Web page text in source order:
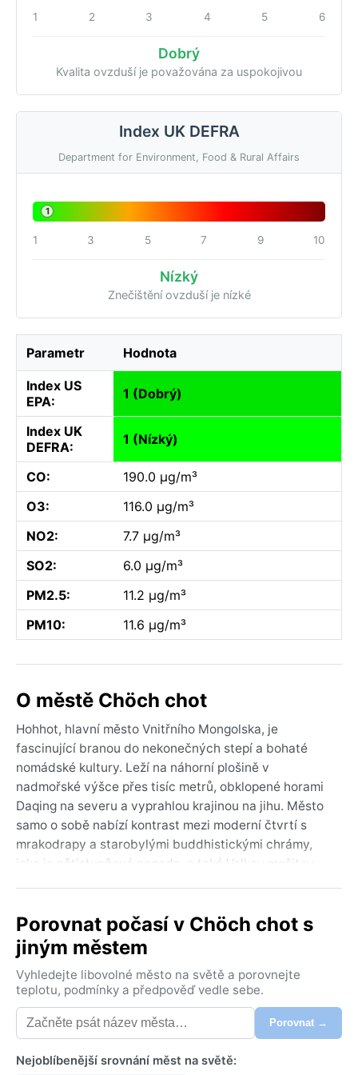
1 2 3 4 5 6
Dobrý
Kvalita ovzduší je považována za uspokojivou
Index UK DEFRA
Department for Environment, Food & Rural Affairs
1
1 3 5 7 9 10
Nízký
Znečištění ovzduší je nízké
Parametr Hodnota
Index US
EPA:
1 (Dobrý)
Index UK
DEFRA:
1 (Nízký)
CO:
190.0 µg/m³
O3:
116.0 µg/m³
NO2:
7.7 µg/m³
SO2:
6.0 µg/m³
PM2.5:
11.2 µg/m³
PM10:
11.6 µg/m³
O městě Chöch chot
Hohhot, hlavní město Vnitřního Mongolska, je
fascinující branou do nekonečných stepí a bohaté
nomádské kultury. Leží na náhorní plošině v
nadmořské výšce přes tisíc metrů, obklopené horami
Daqing na severu a vyprahlou krajinou na jihu. Město
samo o sobě nabízí kontrast mezi moderní čtvrtí s
mrakodrapy a starobylými buddhistickými chrámy,
jako je pětistupňová pagoda, a také Velkou mešitou.
vedle mandarínštiny i tradiční hrdelní zpěv.
Podle Köppenovy klasifikace má Hohhot chladné
semiaridní klima (BSk). Zimy jsou dlouhé, suché a
mrazivé, s teplotami často klesajícími pod -15 °C a
minimem sněhu. Léta jsou horká a relativně vlhčí, s
průměry kolem 22 °C, přičemž nejteplejší červenec
přináší občasné bouřky. Roční úhrn srážek je nízký,
většina spadne v červenci a srpnu. Vzduch je velmi
Porovnat počasí v Chöch chot s
jiným městem
Vyhledejte libovolné město na světě a porovnejte
teplotu, podmínky a předpověď vedle sebe.
Porovnat →
Nejoblíbenější srovnání měst na světě: